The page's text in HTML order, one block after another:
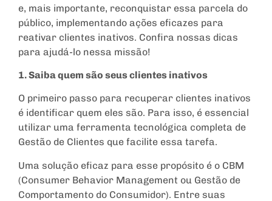
e, mais importante, reconquistar essa parcela do
público, implementando ações eficazes para
reativar clientes inativos. Confira nossas dicas
para ajudá-lo nessa missão!
1. Saiba quem são seus clientes inativos
O primeiro passo para recuperar clientes inativos
é identificar quem eles são. Para isso, é essencial
utilizar uma ferramenta tecnológica completa de
Gestão de Clientes que facilite essa tarefa.
Uma solução eficaz para esse propósito é o CBM
(Consumer Behavior Management ou Gestão de
Comportamento do Consumidor). Entre suas